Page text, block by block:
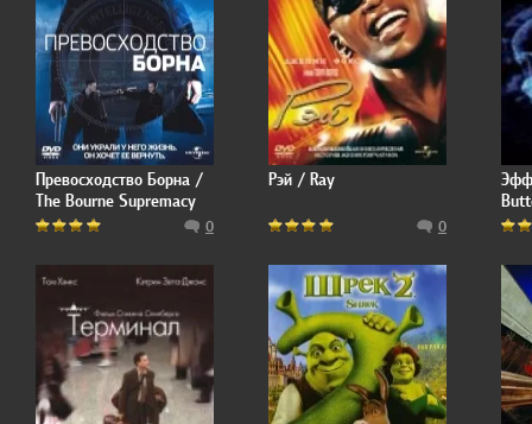
Превосходство Борна /
The Bourne Supremacy
0
Рэй / Ray
0